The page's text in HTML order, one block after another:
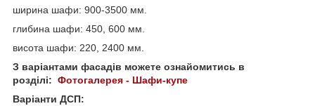
ширина шафи: 900-3500 мм.
глибина шафи: 450, 600 мм.
висота шафи: 220, 2400 мм.
З варіантами фасадів можете ознайомитись в
розділі: Фотогалерея - Шафи-купе
Варіанти ДСП: